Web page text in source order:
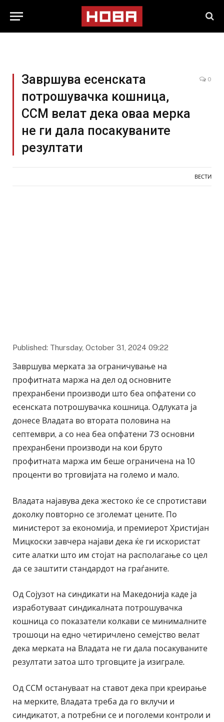
Завршува есенската
потрошувачка кошница,
ССМ велат дека оваа мерка
не ги дала посакуваните
резултати
0
ВЕСТИ
Published: Thursday, October 31, 2024 09:22
Завршува мерката за ограничување на
профитната маржа на дел од основните
прехранбени производи што беа опфатени со
есенската потрошувачка кошница. Одлуката ја
донесе Владата во втората половина на
септември, а со неа беа опфатени 73 основни
прехранбени производи на кои бруто
профитната маржа им беше ограничена на 10
проценти во трговијата на големо и мало.
Владата најавува дека жестоко ќе се спротистави
доколку повторно се зголемат цените. По
министерот за економија, и премиерот Христијан
Мицкоски завчера најави дека ќе ги искористат
сите алатки што им стојат на располагање со цел
да се заштити стандардот на граѓаните.
Од Сојузот на синдикати на Македонија каде ја
изработуваат синдикалната потрошувачка
кошница со показатели колкави се минималните
трошоци на едно четиричлено семејство велат
дека мерката на Владата не ги дала посакуваните
резултати затоа што трговците ја изиграле.
Од ССМ остануваат на ставот дека при креирање
на мерките, Владата треба да го вклучи и
синдикатот, а потребни се и поголеми контроли и